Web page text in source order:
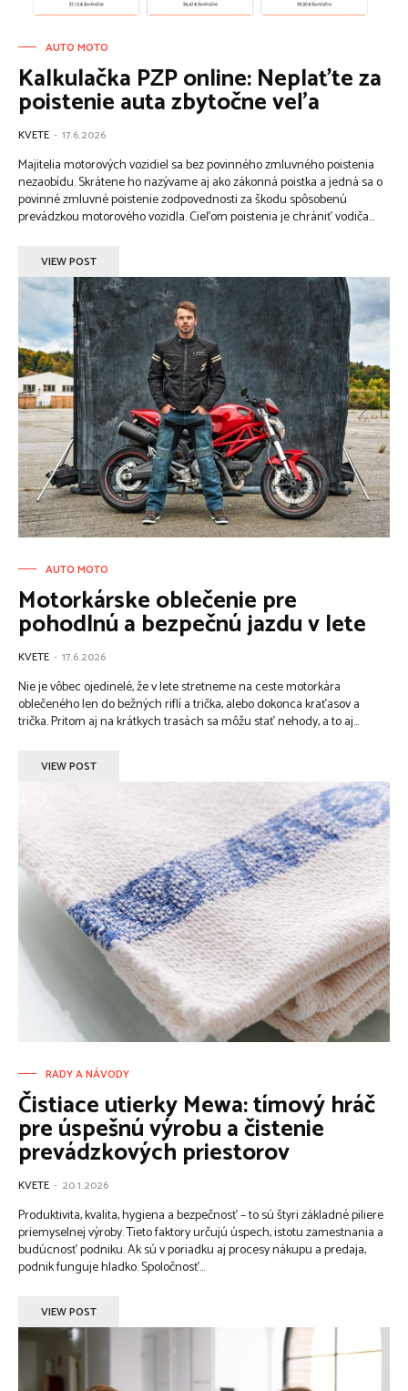
AUTO MOTO
Kalkulačka PZP online: Neplaťte za
poistenie auta zbytočne veľa
KVETE - 17.6.2026
Majitelia motorových vozidiel sa bez povinného zmluvného poistenia
nezaobídu. Skrátene ho nazývame aj ako zákonná poistka a jedná sa o
povinné zmluvné poistenie zodpovednosti za škodu spôsobenú
prevádzkou motorového vozidla. Cieľom poistenia je chrániť vodiča...
VIEW POST
AUTO MOTO
Motorkárske oblečenie pre
pohodlnú a bezpečnú jazdu v lete
KVETE - 17.6.2026
Nie je vôbec ojedinelé, že v lete stretneme na ceste motorkára
oblečeného len do bežných riflí a trička, alebo dokonca kraťasov a
trička. Pritom aj na krátkych trasách sa môžu stať nehody, a to aj...
VIEW POST
RADY A NÁVODY
Čistiace utierky Mewa: tímový hráč
pre úspešnú výrobu a čistenie
prevádzkových priestorov
KVETE - 20.1.2026
Produktivita, kvalita, hygiena a bezpečnosť – to sú štyri základné piliere
priemyselnej výroby. Tieto faktory určujú úspech, istotu zamestnania a
budúcnosť podniku. Ak sú v poriadku aj procesy nákupu a predaja,
podnik funguje hladko. Spoločnosť...
VIEW POST